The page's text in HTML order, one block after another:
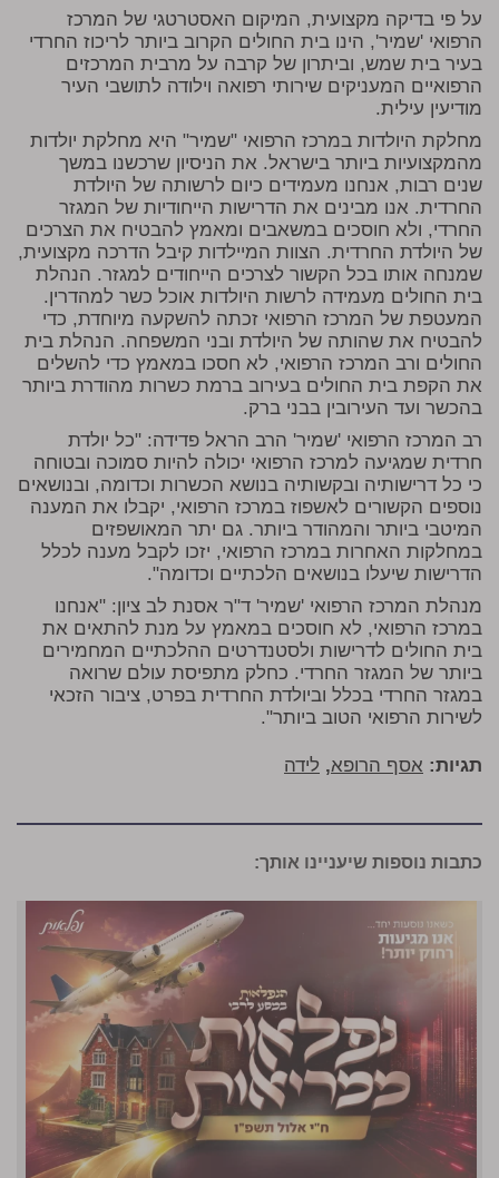
על פי בדיקה מקצועית, המיקום האסטרטגי של המרכז
הרפואי 'שמיר', הינו בית החולים הקרוב ביותר לריכוז החרדי
בעיר בית שמש, וביתרון של קרבה על מרבית המרכזים
הרפואיים המעניקים שירותי רפואה וילודה לתושבי העיר
מודיעין עילית.
מחלקת היולדות במרכז הרפואי "שמיר" היא מחלקת יולדות
מהמקצועיות ביותר בישראל. את הניסיון שרכשנו במשך
שנים רבות, אנחנו מעמידים כיום לרשותה של היולדת
החרדית. אנו מבינים את הדרישות הייחודיות של המגזר
החרדי, ולא חוסכים במשאבים ומאמץ להבטיח את הצרכים
של היולדת החרדית. הצוות המיילדות קיבל הדרכה מקצועית,
שמנחה אותו בכל הקשור לצרכים הייחודים למגזר. הנהלת
בית החולים מעמידה לרשות היולדות אוכל כשר למהדרין.
המעטפת של המרכז הרפואי זכתה להשקעה מיוחדת, כדי
להבטיח את שהותה של היולדת ובני המשפחה. הנהלת בית
החולים ורב המרכז הרפואי, לא חסכו במאמץ כדי להשלים
את הקפת בית החולים בעירוב ברמת כשרות מהודרת ביותר
בהכשר ועד העירובין בבני ברק.
רב המרכז הרפואי 'שמיר' הרב הראל פדידה: "כל יולדת
חרדית שמגיעה למרכז הרפואי יכולה להיות סמוכה ובטוחה
כי כל דרישותיה ובקשותיה בנושא הכשרות וכדומה, ובנושאים
נוספים הקשורים לאשפוז במרכז הרפואי, יקבלו את המענה
המיטבי ביותר והמהודר ביותר. גם יתר המאושפזים
במחלקות האחרות במרכז הרפואי, יזכו לקבל מענה לכלל
הדרישות שיעלו בנושאים הלכתיים וכדומה".
מנהלת המרכז הרפואי 'שמיר' ד"ר אסנת לב ציון: "אנחנו
במרכז הרפואי, לא חוסכים במאמץ על מנת להתאים את
בית החולים לדרישות ולסטנדרטים ההלכתיים המחמירים
ביותר של המגזר החרדי. כחלק מתפיסת עולם שרואה
במגזר החרדי בכלל וביולדת החרדית בפרט, ציבור הזכאי
לשירות הרפואי הטוב ביותר".
תגיות: אסף הרופא, לידה
כתבות נוספות שיעניינו אותך: